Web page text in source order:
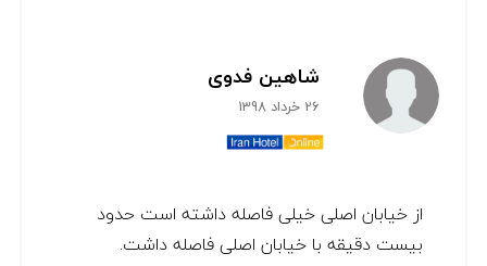
شاهین فدوی
26 خرداد 1398
از خیابان اصلی خیلی فاصله داشته است حدود
بیست دقیقه با خیابان اصلی فاصله داشت.